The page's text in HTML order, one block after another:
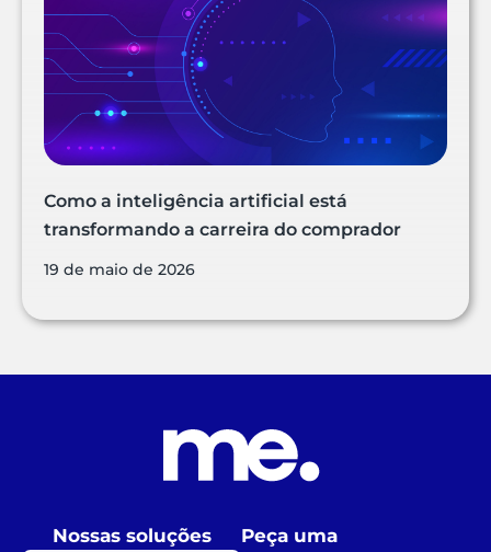
Como a inteligência artificial está
transformando a carreira do comprador
19 de maio de 2026
Nossas soluções
Peça uma